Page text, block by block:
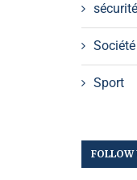
sécurité
Société
Sport
FOLLOW